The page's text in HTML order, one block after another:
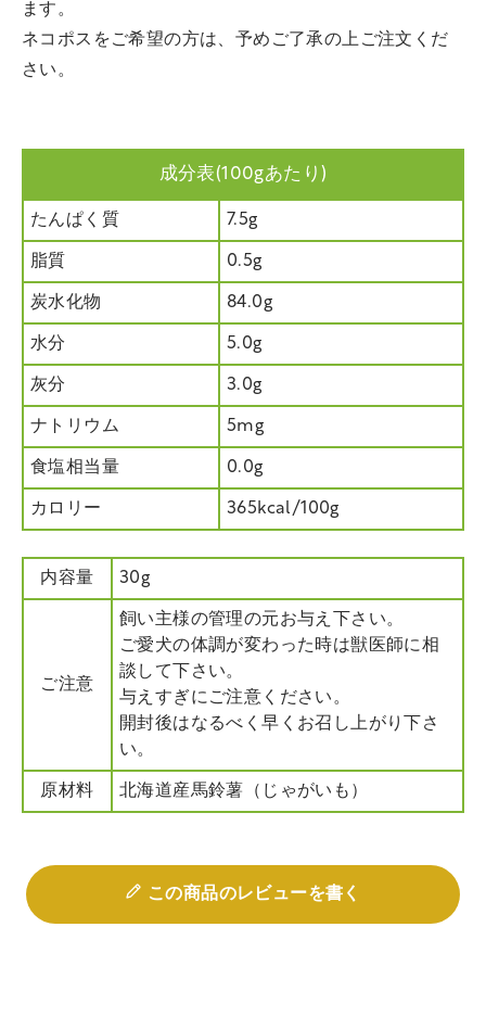
ます。
ネコポスをご希望の方は、予めご了承の上ご注文くだ
さい。
成分表(100gあたり)
たんぱく質 7.5g
脂質 0.5g
炭水化物 84.0g
水分 5.0g
灰分 3.0g
ナトリウム 5mg
食塩相当量 0.0g
カロリー 365kcal/100g
内容量 30g
ご注意
飼い主様の管理の元お与え下さい。
ご愛犬の体調が変わった時は獣医師に相
談して下さい。
与えすぎにご注意ください。
開封後はなるべく早くお召し上がり下さ
い。
原材料 北海道産馬鈴薯（じゃがいも）
この商品のレビューを書く